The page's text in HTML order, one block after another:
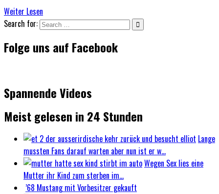
Weiter Lesen
Search for:
Folge uns auf Facebook
Spannende Videos
Meist gelesen in 24 Stunden
Lange
mussten Fans darauf warten aber nun ist er w...
Wegen Sex lies eine
Mutter ihr Kind zum sterben im...
’68 Mustang mit Vorbesitzer gekauft